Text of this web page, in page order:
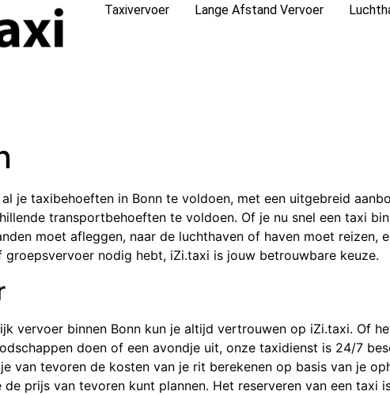
Taxivervoer Lange Afstand Vervoer
je taxibehoeften in Bonn te voldoen, met een uitgebreid
transportbehoeften te voldoen. Of je nu snel een taxi
moet afleggen, naar de luchthaven of haven moet reizen,
nodig hebt, iZi.taxi is jouw betrouwbare keuze.
vervoer binnen Bonn kun je altijd vertrouwen op iZi.taxi. Of
doen of een avondje uit, onze taxidienst is 24/7
van tevoren de kosten van je rit berekenen op basis van je
prijs van tevoren kunt plannen. Het reserveren van een taxi